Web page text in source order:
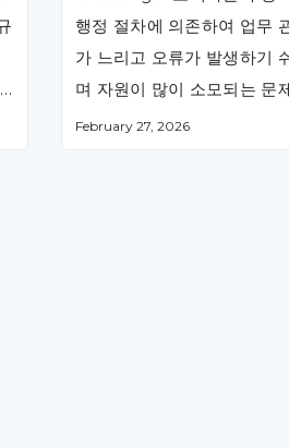
행정 절차에 의존하여 업무
가 느리고 오류가 발생하기
며 자원이 많이 소모되는 문
있었습니다. 디지털화가 이
February 27, 2026